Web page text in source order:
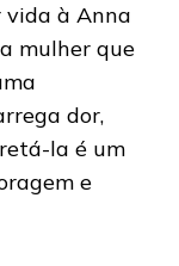
vida à Anna
mulher que
dor,
la é um
e